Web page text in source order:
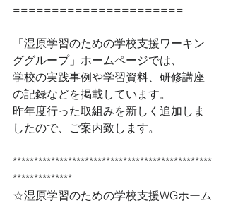
======================
「湿原学習のための学校支援ワーキン
ググループ」ホームページでは、
学校の実践事例や学習資料、研修講座
の記録などを掲載しています。
昨年度行った取組みを新しく追加しま
したので、ご案内致します。
***********************************************
**************
☆湿原学習のための学校支援WGホーム